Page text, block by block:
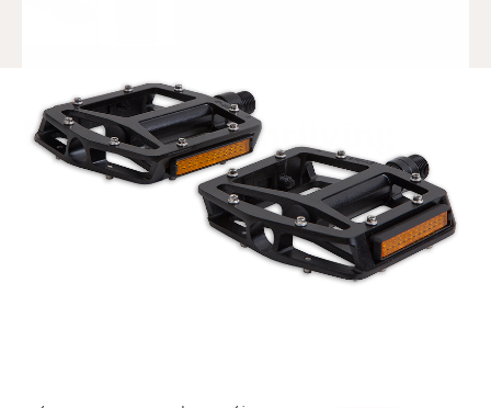
Product­omschrijving
This black Lynx pedal for BMX and MTB bikes is equipped
with a high-quality copper-bearing (ZP-bearing), making
the pedal rotate very smoothly around its axis and
increasing its lifespan. The pedal has an aluminium body
and a shaft made of boron steel, which is stronger than